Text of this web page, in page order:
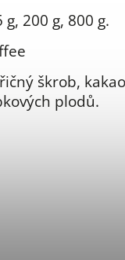
200 g, 800 g.
škrob,
plodů.